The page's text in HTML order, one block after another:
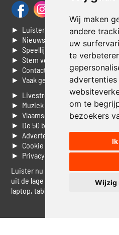
Wij maken
andere
uw
te
om te
bezoekers
Wijzig
► Luisteren naar Jouwradio
► Nieuws
► Speellijst
► Stem voor de Dag top 3
► Contacteer ons
► Vaak gestelde vragen
► Livestream informatie
► Muziek opzoeken
► Vlaamse 100 Aller tijden
► De 50 beste van...
► Adverteren op Jouwradio
► Cookie voorkeuren wijzigen
► Privacyinformatie
Luister nu naar Jouwradio! De
uit de lage landen hoor je hier al
laptop, tablet of smartphone.